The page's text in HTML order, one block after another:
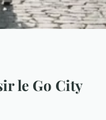
le Go
le Go City